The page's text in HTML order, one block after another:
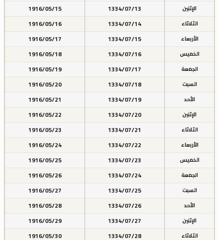
الإثنين 1334/07/13
1916/05/15
الثلاثاء 1334/07/14
1916/05/16
الأربعاء 1334/07/15
1916/05/17
الخميس 1334/07/16
1916/05/18
الجمعة 1334/07/17
1916/05/19
السبت 1334/07/18
1916/05/20
الأحد 1334/07/19
1916/05/21
الإثنين 1334/07/20
1916/05/22
الثلاثاء 1334/07/21
1916/05/23
الأربعاء 1334/07/22
1916/05/24
الخميس 1334/07/23
1916/05/25
الجمعة 1334/07/24
1916/05/26
السبت 1334/07/25
1916/05/27
الأحد 1334/07/26
1916/05/28
الإثنين 1334/07/27
1916/05/29
الثلاثاء 1334/07/28
1916/05/30